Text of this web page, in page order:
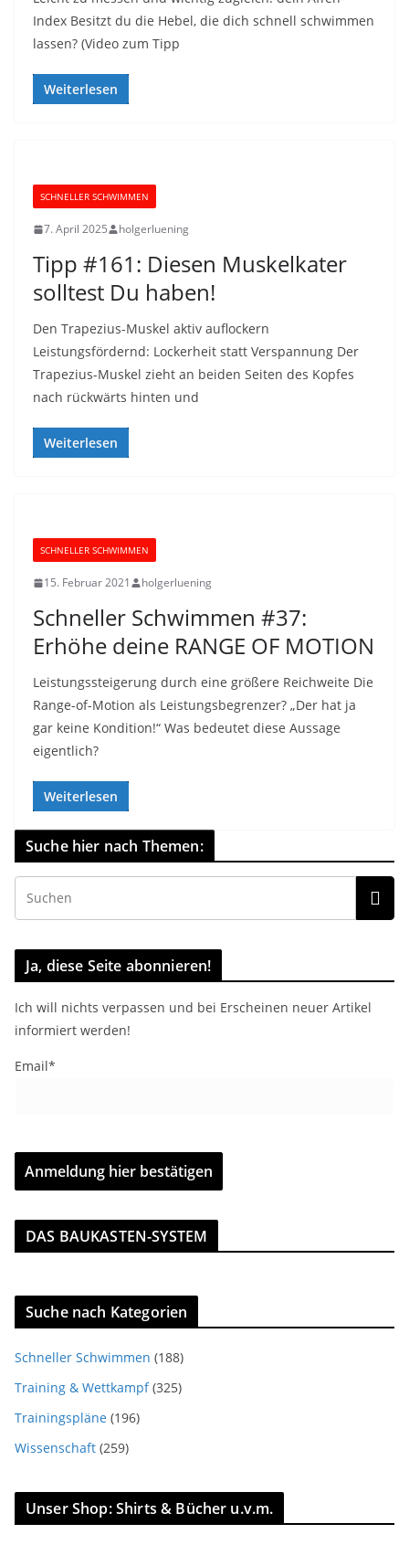
Index Besitzt du die Hebel, die dich schnell schwimmen
lassen? (Video zum Tipp
Weiterlesen
SCHNELLER SCHWIMMEN
7. April 2025 holgerluening
Tipp #161: Diesen Muskelkater
solltest Du haben!
Den Trapezius-Muskel aktiv auflockern
Leistungsfördernd: Lockerheit statt Verspannung Der
Trapezius-Muskel zieht an beiden Seiten des Kopfes
nach rückwärts hinten und
Weiterlesen
SCHNELLER SCHWIMMEN
15. Februar 2021 holgerluening
Schneller Schwimmen #37:
Erhöhe deine RANGE OF MOTION
Leistungssteigerung durch eine größere Reichweite Die
Range-of-Motion als Leistungsbegrenzer? „Der hat ja
gar keine Kondition!“ Was bedeutet diese Aussage
eigentlich?
Weiterlesen
Suche hier nach Themen:
Ja, diese Seite abonnieren!
Ich will nichts verpassen und bei Erscheinen neuer Artikel
informiert werden!
Email*
DAS BAUKASTEN-SYSTEM
Suche nach Kategorien
Schneller Schwimmen (188)
Training & Wettkampf(325)
Trainingspläne (196)
Wissenschaft (259)
Unser Shop: Shirts & Bücher u.v.m.